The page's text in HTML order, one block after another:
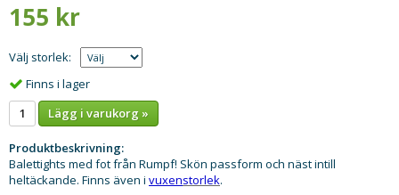
155 kr
Välj storlek:
Finns i lager
Lägg i varukorg »
Produktbeskrivning:
Balettights med fot från Rumpf! Skön passform och näst intill
heltäckande. Finns även i vuxenstorlek.